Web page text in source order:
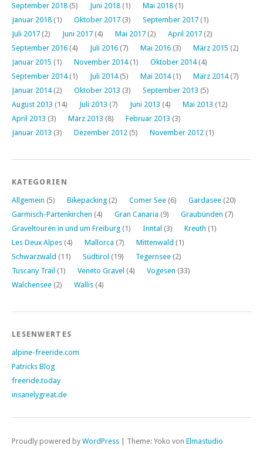
September 2018 (5) Juni 2018 (1) Mai 2018 (1)
Januar 2018 (1) Oktober 2017 (3) September 2017 (1)
Juli 2017 (2) Juni 2017 (4) Mai 2017 (2) April 2017 (2)
September 2016 (4) Juli 2016 (7) Mai 2016 (3) März 2015 (2)
Januar 2015 (1) November 2014(1) Oktober 2014(4)
September 2014(1) Juli 2014(5) Mai 2014(1) März 2014(7)
Januar 2014(2) Oktober 2013 (3) September 2013 (5)
August 2013 (14) Juli 2013 (7) Juni 2013 (4) Mai 2013 (12)
April 2013 (3) März 2013 (8) Februar 2013 (3)
Januar 2013 (3) Dezember 2012 (5) November 2012 (1)
KATEGORIEN
Allgemein (5) Bikepacking (2) Comer See (6) Gardasee (20)
Garmisch-Partenkirchen (4) Gran Canaria (9) Graubünden (7)
Graveltouren in und um Freiburg (1) Inntal (3) Kreuth (1)
Les Deux Alpes (4) Mallorca (7) Mittenwald (1)
Schwarzwald (11) Südtirol (19) Tegernsee (2)
Tuscany Trail (1) Veneto Gravel (4) Vogesen (33)
Walchensee (2) Wallis (4)
LESENWERTES
alpine-freeride.com
Patricks Blog
freeride.today
insanelygreat.de
Proudly powered by WordPress Theme: Yoko von Elmastudio